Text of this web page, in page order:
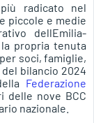
radicato nel
piccole e medie
dellEmilia-
propria tenuta
soci, famiglie,
bilancio 2024
Federazione
delle nove BCC
nazionale.